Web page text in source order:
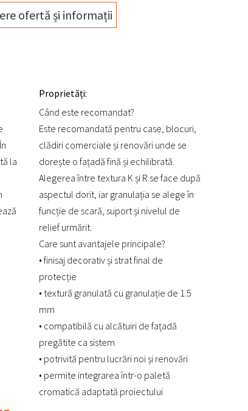
ofertă și informații
la
Proprietăți:
Când este recomandat?
Este recomandată pentru case, blocuri,
clădiri comerciale și renovări unde se
dorește o fațadă fină și echilibrată.
Alegerea între textura K și R se face după
aspectul dorit, iar granulația se alege în
funcție de scară, suport și nivelul de
relief urmărit.
Care sunt avantajele principale?
• finisaj decorativ și strat final de
protecție
• textură granulată cu granulație de 1.5
mm
• compatibilă cu alcătuiri de fațadă
pregătite ca sistem
• potrivită pentru lucrări noi și renovări
• permite integrarea într-o paletă
cromatică adaptată proiectului